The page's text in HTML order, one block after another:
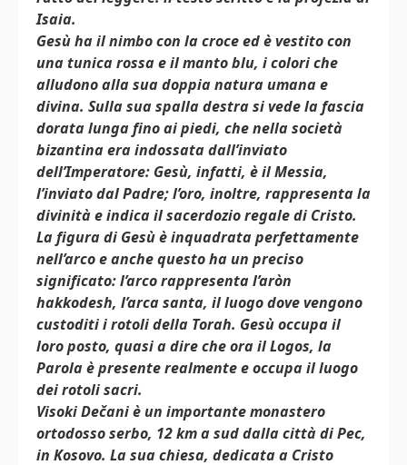
Isaia.
Gesù ha il nimbo con la croce ed è vestito con
una tunica rossa e il manto blu, i colori che
alludono alla sua doppia natura umana e
divina. Sulla sua spalla destra si vede la fascia
dorata lunga fino ai piedi, che nella società
bizantina era indossata dall’inviato
dell’Imperatore: Gesù, infatti, è il Messia,
l’inviato dal Padre; l’oro, inoltre, rappresenta la
divinità e indica il sacerdozio regale di Cristo.
La figura di Gesù è inquadrata perfettamente
nell’arco e anche questo ha un preciso
significato: l’arco rappresenta l’aròn
hakkodesh, l’arca santa, il luogo dove vengono
custoditi i rotoli della Torah. Gesù occupa il
loro posto, quasi a dire che ora il Logos, la
Parola è presente realmente e occupa il luogo
dei rotoli sacri.
Visoki Dečani è un importante monastero
ortodosso serbo, 12 km a sud dalla città di Pec,
in Kosovo. La sua chiesa, dedicata a Cristo